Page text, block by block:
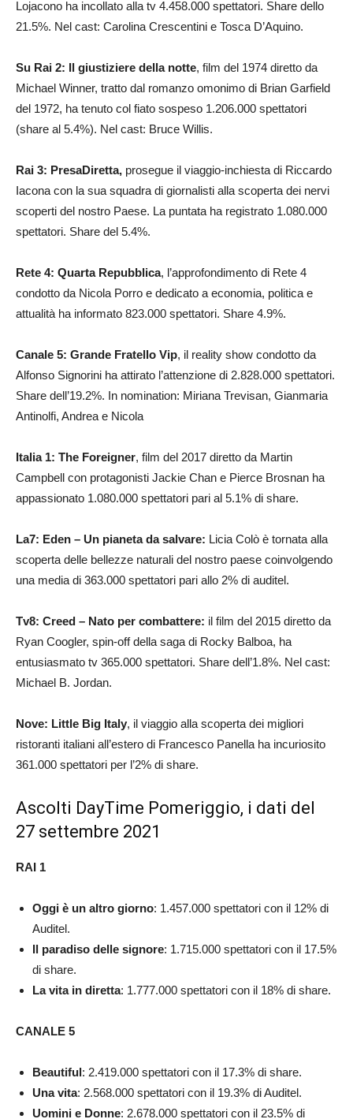
Lojacono ha incollato alla tv 4.458.000 spettatori. Share dello
21.5%. Nel cast: Carolina Crescentini e Tosca D’Aquino.
Su Rai 2: Il giustiziere della notte, film del 1974 diretto da
Michael Winner, tratto dal romanzo omonimo di Brian Garfield
del 1972, ha tenuto col fiato sospeso 1.206.000 spettatori
(share al 5.4%). Nel cast: Bruce Willis.
Rai 3: PresaDiretta, prosegue il viaggio-inchiesta di Riccardo
Iacona con la sua squadra di giornalisti alla scoperta dei nervi
scoperti del nostro Paese. La puntata ha registrato 1.080.000
spettatori. Share del 5.4%.
Rete 4: Quarta Repubblica, l’approfondimento di Rete 4
condotto da Nicola Porro e dedicato a economia, politica e
attualità ha informato 823.000 spettatori. Share 4.9%.
Canale 5: Grande Fratello Vip, il reality show condotto da
Alfonso Signorini ha attirato l’attenzione di 2.828.000 spettatori.
Share dell’19.2%. In nomination: Miriana Trevisan, Gianmaria
Antinolfi, Andrea e Nicola
Italia 1: The Foreigner, film del 2017 diretto da Martin
Campbell con protagonisti Jackie Chan e Pierce Brosnan ha
appassionato 1.080.000 spettatori pari al 5.1% di share.
La7: Eden – Un pianeta da salvare: Licia Colò è tornata alla
scoperta delle bellezze naturali del nostro paese coinvolgendo
una media di 363.000 spettatori pari allo 2% di auditel.
Tv8: Creed – Nato per combattere: il film del 2015 diretto da
Ryan Coogler, spin-off della saga di Rocky Balboa, ha
entusiasmato tv 365.000 spettatori. Share dell’1.8%. Nel cast:
Michael B. Jordan.
Nove: Little Big Italy, il viaggio alla scoperta dei migliori
ristoranti italiani all’estero di Francesco Panella ha incuriosito
361.000 spettatori per l’2% di share.
Ascolti DayTime Pomeriggio, i dati del
27 settembre 2021
RAI 1
Oggi è un altro giorno: 1.457.000 spettatori con il 12% di
Auditel.
Il paradiso delle signore: 1.715.000 spettatori con il 17.5%
di share.
La vita in diretta: 1.777.000 spettatori con il 18% di share.
CANALE 5
Beautiful: 2.419.000 spettatori con il 17.3% di share.
Una vita: 2.568.000 spettatori con il 19.3% di Auditel.
Uomini e Donne: 2.678.000 spettatori con il 23.5% di